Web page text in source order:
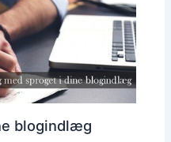
blogindlæg